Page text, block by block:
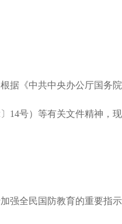
据《中共中央办公厅国务院
14号）等有关文件精神，现
强全民国防教育的重要指示